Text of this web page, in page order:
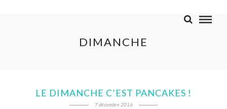
DIMANCHE
LE DIMANCHE C’EST PANCAKES !
7 décembre 2016